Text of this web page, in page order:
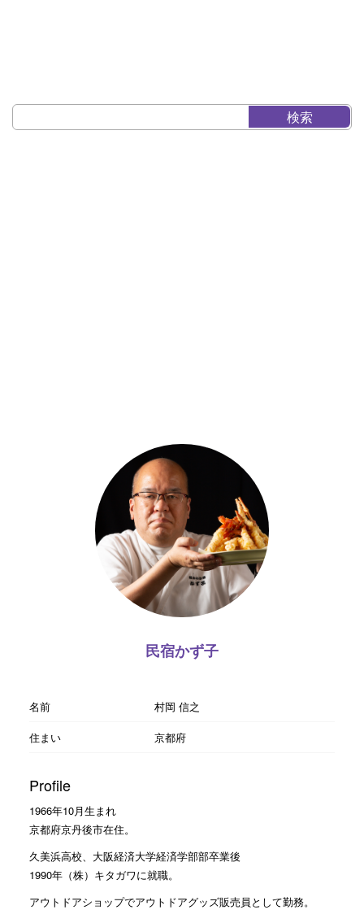
民宿かず子
名前
村岡 信之
住まい
京都府
Profile
1966年10月生まれ
京都府京丹後市在住。
久美浜高校、大阪経済大学経済学部部卒業後
1990年（株）キタガワに就職。
アウトドアショップでアウトドアグッズ販売員として勤務。